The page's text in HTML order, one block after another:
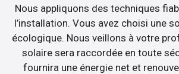
Nous appliquons des techniques
l’installation. Vous avez choisi une
écologique. Nous veillons à votre
solaire sera raccordée en toute
fournira une énergie net et